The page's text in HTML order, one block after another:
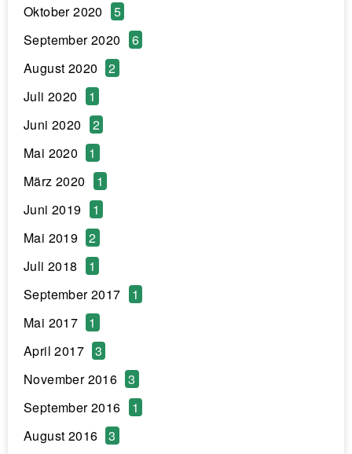
Oktober 2020
5
September 2020
6
August 2020
2
Juli 2020
1
Juni 2020
2
Mai 2020
1
März 2020
1
Juni 2019
1
Mai 2019
2
Juli 2018
1
September 2017
1
Mai 2017
1
April 2017
3
November 2016
3
September 2016
1
August 2016
3